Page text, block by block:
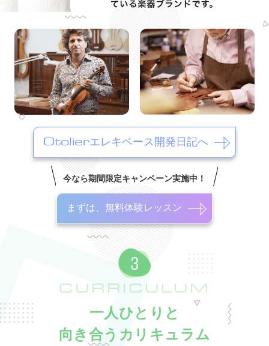
Otolierエレキベース開発日記へ
今なら期間限定キャンペーン実施中！
まずは、無料体験レッスン
CURRICULUM
一人ひとりと
向き合うカリキュラム